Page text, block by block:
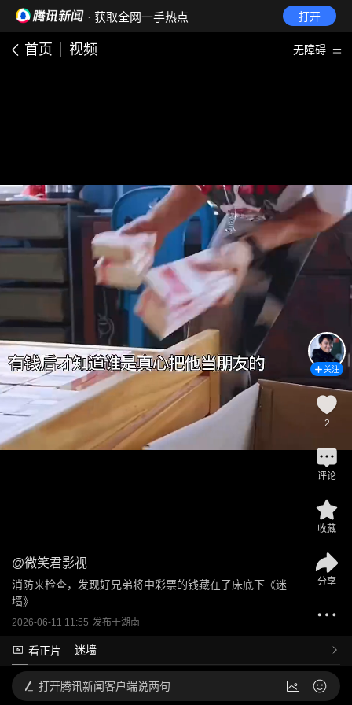
· 获取全网一手热点 打开
首页 视频 无障碍
@微笑君影视
消防来检查，发现好兄弟将中彩票的钱藏在了床底下《迷
墙》
2026-06-11 11:55 发布于湖南
看正片 迷墙
关注
2
评论
收藏
分享
打开腾讯新闻客户端说两句